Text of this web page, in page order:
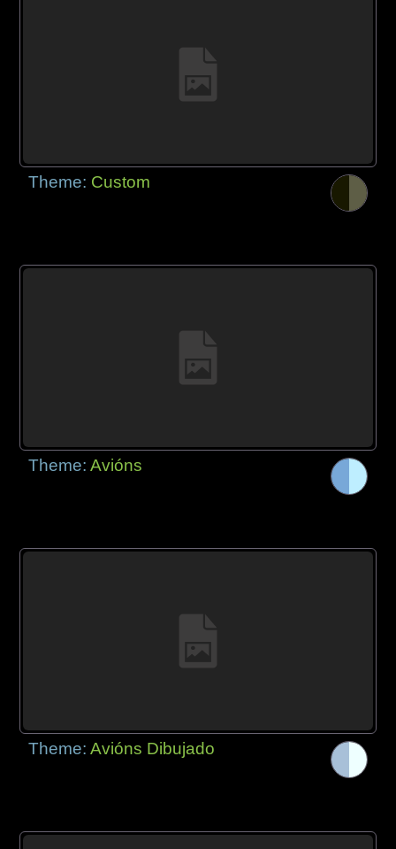
Theme: Custom
Theme:Avións
Theme:Avións Dibujado